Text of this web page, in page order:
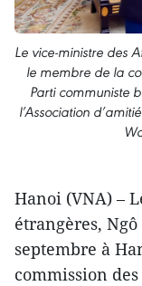
Le vice-ministre des
le membre de la
Parti communiste
l’Association
Hanoi (VNA) –
étrangères,
septembre à
commission